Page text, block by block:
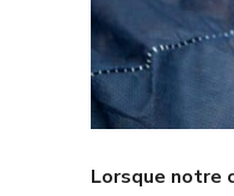
Lorsque notre